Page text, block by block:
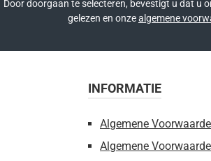
Door doorgaan te selecteren, bevestigt u dat u
gelezen en onzealgemene
INFORMATIE
Algemene
Algemene